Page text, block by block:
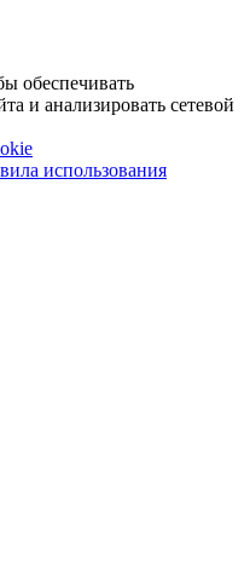
обеспечивать
и анализировать сетевой
использования